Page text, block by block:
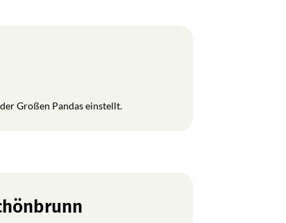
Großen Pandas einstellt.